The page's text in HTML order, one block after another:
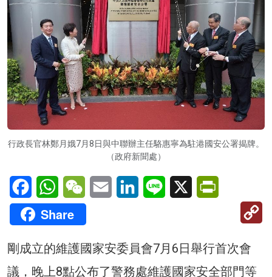
行政長官林鄭月娥7月8日與中聯辦主任駱惠寧為駐港國安公署揭牌。
（政府新聞處）
FacebookWhatsAppWeChatEmail LinkedInLine X
Share
剛成立的維護國家安委員會7月6日舉行首次會
議，晚上8點公布了警務處維護國家安全部門等